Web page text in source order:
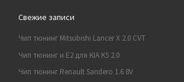
Свежие записи
Чип тюнинг Mitsubishi Lancer X 2.0 CVT
Чип тюнинг и E2 для KIA K5 2.0
Чип тюнинг Renault Sandero 1.6 8V